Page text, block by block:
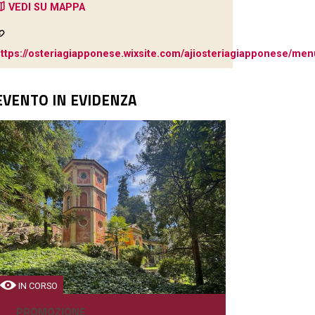
VEDI SU MAPPA
osteriagiapponese.wixsite.com/ajiosteriagiapponese/
IN EVIDENZA
IN CORSO
PROMOZIONE